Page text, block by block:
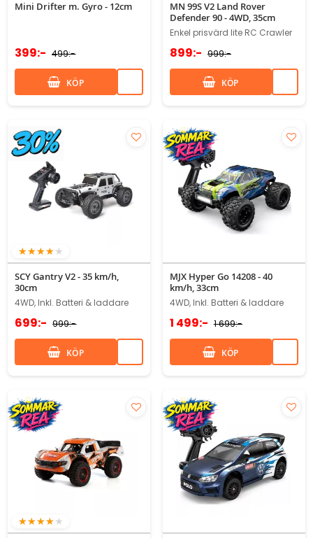
Mini Drifter m. Gyro - 12cm
399:- 499:-
KÖP
MN 99S V2 Land Rover
Defender 90 - 4WD, 35cm
Enkel prisvärd lite RC Crawler
899:- 999:-
KÖP
80%
SCY Gantry V2 - 35 km/h,
30cm
4WD, Inkl. Batteri & laddare
699:- 999:-
KÖP
MJX Hyper Go 14208 - 40
km/h, 33cm
4WD, Inkl. Batteri & laddare
1 499:- 1 699:-
KÖP
77%